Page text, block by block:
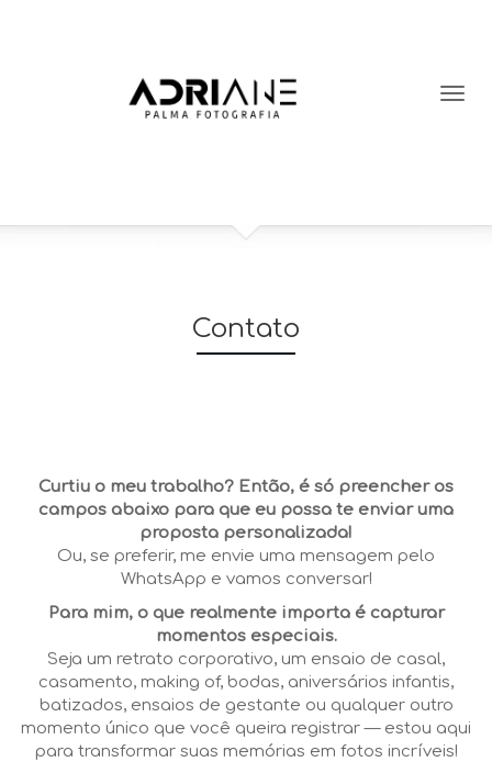
Contato
Curtiu o meu trabalho? Então, é só preencher os
campos abaixo para que eu possa te enviar uma
proposta personalizada!
Ou, se preferir, me envie uma mensagem pelo
WhatsApp e vamos conversar!
Para mim, o que realmente importa é capturar
momentos especiais.
Seja um retrato corporativo, um ensaio de casal,
casamento, making of, bodas, aniversários infantis,
batizados, ensaios de gestante ou qualquer outro
momento único que você queira registrar — estou aqui
para transformar suas memórias em fotos incríveis!